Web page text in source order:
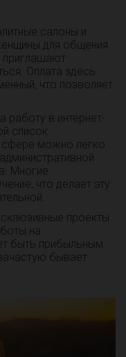
салоны и
для общения
приглашают
Оплата здесь
что позволяет
работу в интернет-
список
сфере можно легко
Многие
что делает эту
проекты
на
быть прибыльным
бывает